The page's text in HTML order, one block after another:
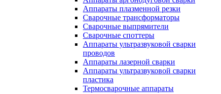
Аппараты плазменной резки
Сварочные трансформаторы
Сварочные выпрямители
Сварочные споттеры
Аппараты ультразвуковой сварки
проводов
Аппараты лазерной сварки
Аппараты ультразвуковой сварки
пластика
Термосварочные аппараты